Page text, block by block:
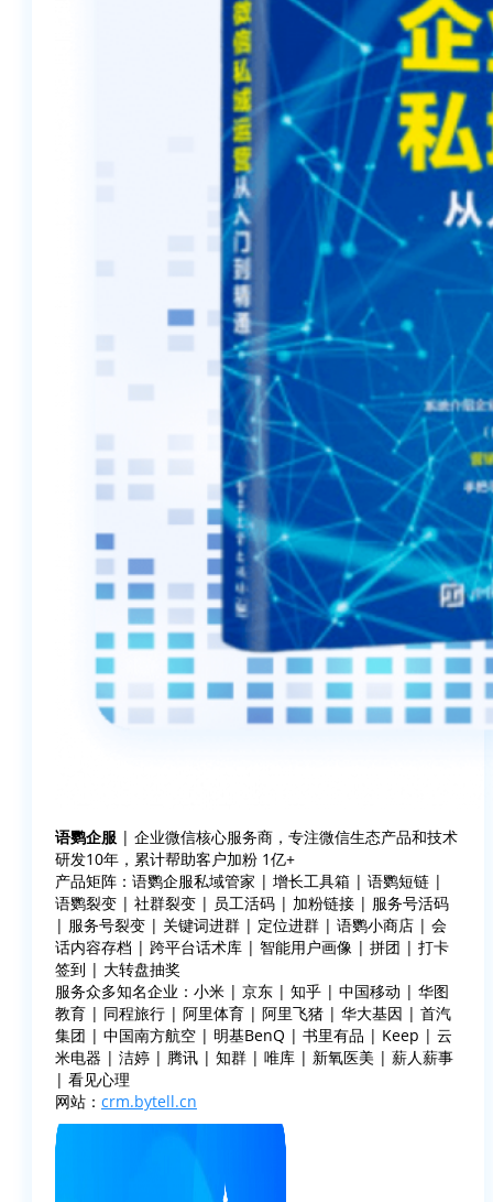
语鹦企服 | 企业微信核心服务商，专注微信生态产品和技术
研发10年，累计帮助客户加粉 1亿+
产品矩阵：语鹦企服私域管家 | 增长工具箱 | 语鹦短链 |
语鹦裂变 | 社群裂变 | 员工活码 | 加粉链接 | 服务号活码
| 服务号裂变 | 关键词进群 | 定位进群 | 语鹦小商店 | 会
话内容存档 | 跨平台话术库 | 智能用户画像 | 拼团 | 打卡
签到 | 大转盘抽奖
服务众多知名企业：小米 | 京东 | 知乎 | 中国移动 | 华图
教育 | 同程旅行 | 阿里体育 | 阿里飞猪 | 华大基因 | 首汽
集团 | 中国南方航空 | 明基BenQ | 书里有品 | Keep | 云
米电器 | 洁婷 | 腾讯 | 知群 | 唯库 | 新氧医美 | 薪人薪事
| 看见心理
网站： crm.bytell.cn